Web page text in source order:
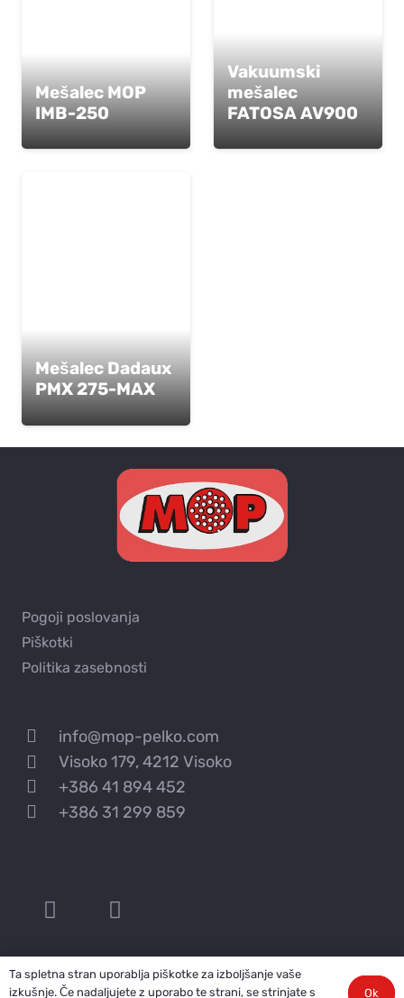
Mešalec MOP
IMB-250
Vakuumski
mešalec
FATOSA AV900
Mešalec Dadaux
PMX 275-MAX
Pogoji poslovanja
Piškotki
Politika zasebnosti
info@mop-pelko.com
Visoko 179, 4212 Visoko
+386 41 894 452
+386 31 299 859
MOP Pelko © 2024
Ta spletna stran uporablja piškotke za izboljšanje vaše
izkušnje. Če nadaljujete z uporabo te strani, se strinjate s
Ok